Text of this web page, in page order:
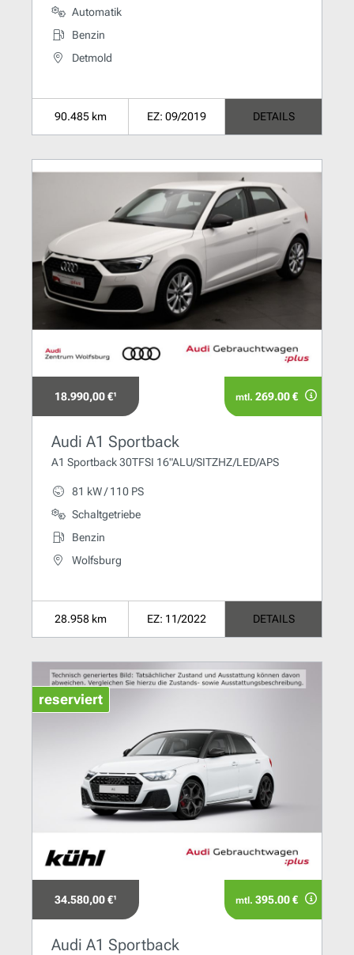
Automatik
Benzin
Detmold
90.485 km EZ: 09/2019 DETAILS
18.990,00 €¹ mtl. 269.00 €
Audi A1 Sportback
A1 Sportback 30TFSI 16"ALU/SITZHZ/LED/APS
81 kW / 110 PS
Schaltgetriebe
Benzin
Wolfsburg
28.958 km EZ: 11/2022 DETAILS
reserviert
34.580,00 €¹ mtl. 395.00 €
Audi A1 Sportback